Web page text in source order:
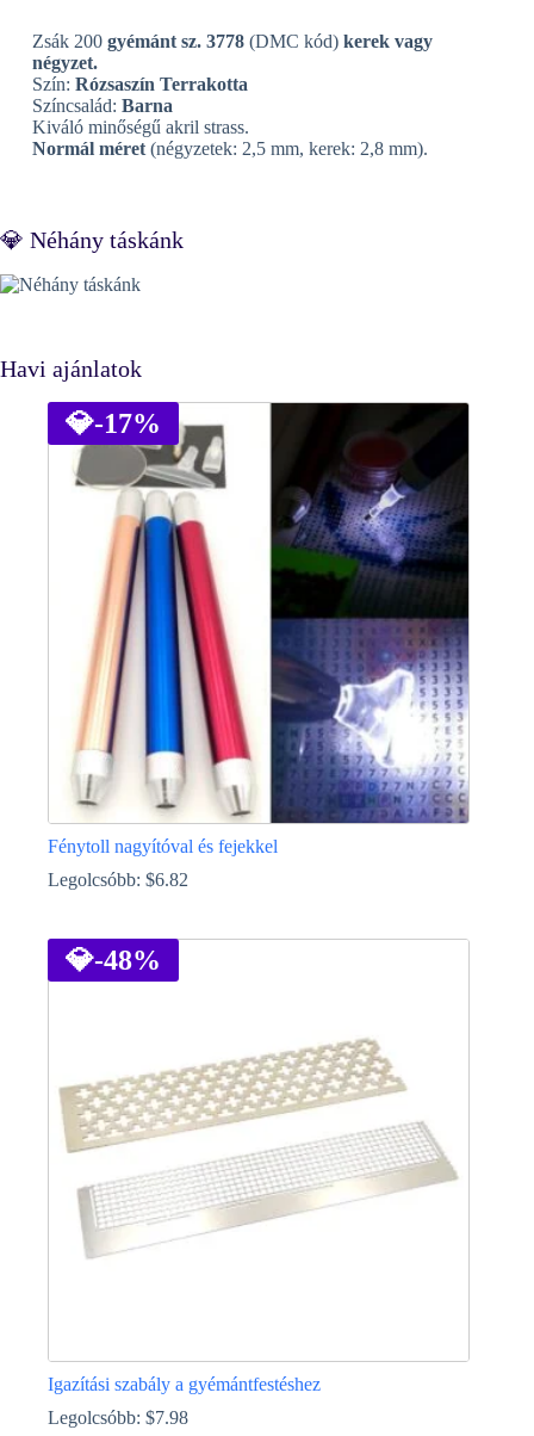
Zsák 200 gyémánt sz. 3778(DMC kód) kerek vagy
négyzet.
Szín: Rózsaszín Terrakotta
Színcsalád: Barna
Kiváló minőségű akril strass.
Normál méret(négyzetek: 2,5 mm, kerek: 2,8 mm).
💎 Néhány táskánk
Havi ajánlatok
💎-17%
Fénytoll nagyítóval és fejekkel
Legolcsóbb: $6.82
a
terméknek
több
termékoldalon
választhatók
💎-48%
Igazítási szabály a gyémántfestéshez
Legolcsóbb: $7.98